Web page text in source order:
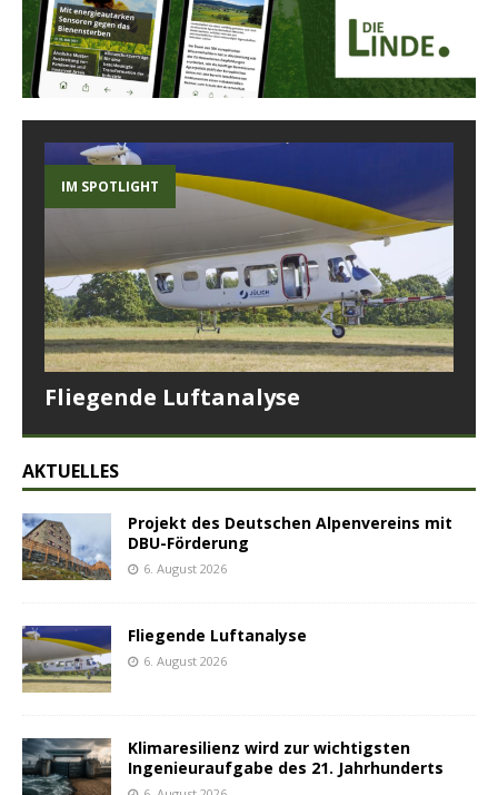
IM SPOTLIGHT
Fliegende Luftanalyse
AKTUELLES
Projekt des Deutschen Alpenvereins mit
DBU-Förderung
6. August 2026
Fliegende Luftanalyse
6. August 2026
Klimaresilienz wird zur wichtigsten
Ingenieuraufgabe des 21. Jahrhunderts